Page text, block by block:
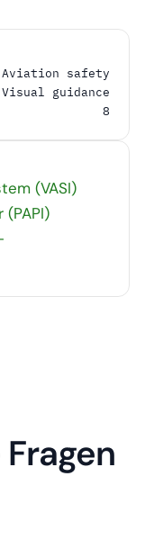
safety
guidance
8
(VASI)